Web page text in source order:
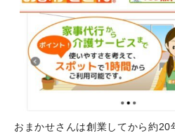
おまかせさんは創業してから約20